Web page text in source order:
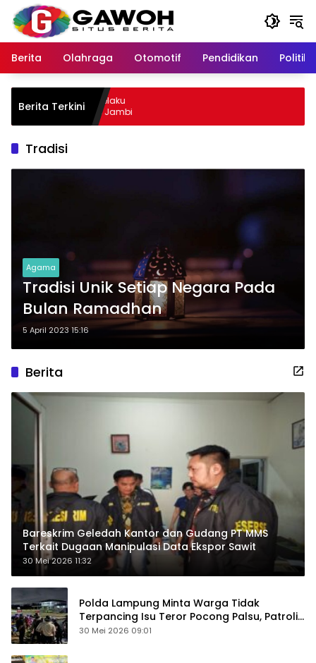
Langsung
konten
Berita
Olahraga Otomotif Pendidikan Politik
Berita Terkini
Kota Tangkap Pelaku
Kabur ke Jambi
Tradisi
Agama
Tradisi Unik Setiap Negara Pada
Bulan Ramadhan
5 April 2023 15:16
Berita
Bareskrim Geledah Kantor dan Gudang PT MMS
Terkait Dugaan Manipulasi Data Ekspor Sawit
30 Mei 2026 11:32
Polda Lampung Minta Warga Tidak
Terpancing Isu Teror Pocong Palsu, Patroli
Keamanan Ditingkatkan
30 Mei 2026 09:01